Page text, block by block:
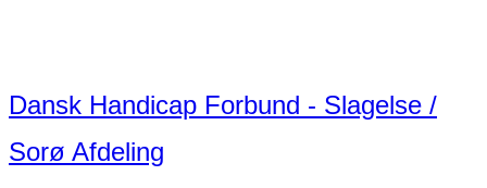
Dansk Handicap Forbund - Slagelse /
Sorø Afdeling